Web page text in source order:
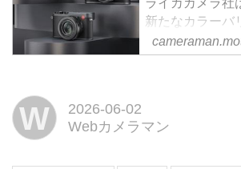
ライカカメラ社
新たなカラーバ
るメタルグレー
した。
W
2026-06-02
Webカメラマン